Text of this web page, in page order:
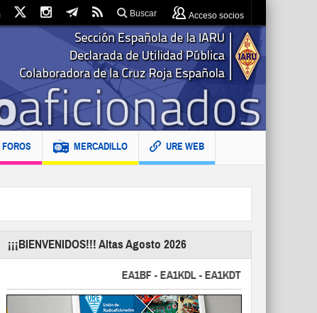
Buscar Acceso socios
FOROS MERCADILLO URE WEB
¡¡¡BIENVENIDOS!!! Altas Agosto 2026
EA1BF - EA1KDL - EA1KDT - EA2FBJ - EA2FJU